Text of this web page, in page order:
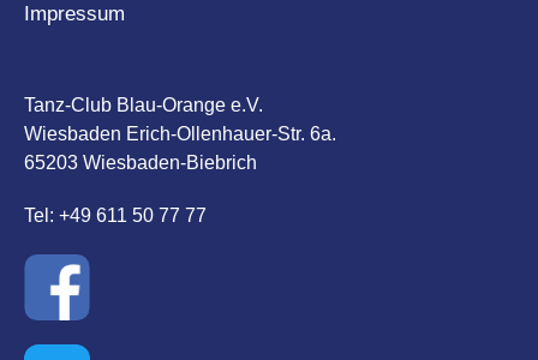
Impressum
Tanz-Club Blau-Orange e.V.
Wiesbaden Erich-Ollenhauer-Str. 6a.
65203 Wiesbaden-Biebrich
Tel: +49 611 50 77 77